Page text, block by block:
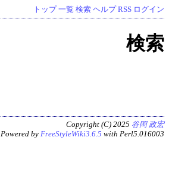
トップ 一覧 検索 ヘルプ RSS ログイン
検索
Copyright (C) 2025 谷岡 政宏
Powered by FreeStyleWiki3.6.5 with Perl5.016003